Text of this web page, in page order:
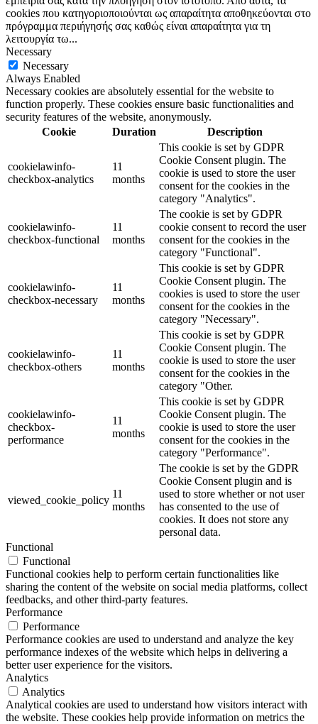
cookies που κατηγοριοποιούνται ως απαραίτητα αποθηκεύονται στο
πρόγραμμα περιήγησής σας καθώς είναι απαραίτητα για τη
λειτουργία τω...
Necessary
Necessary
Always Enabled
Necessary cookies are absolutely essential for the website to
function properly. These cookies ensure basic functionalities and
security features of the website, anonymously.
Cookie
Duration Description
cookielawinfo-
checkbox-analytics
11
months
This cookie is set by GDPR
Cookie Consent plugin. The
cookie is used to store the user
consent for the cookies in the
category "Analytics".
cookielawinfo-
checkbox-functional
11
months
The cookie is set by GDPR
cookie consent to record the user
consent for the cookies in the
category "Functional".
cookielawinfo-
checkbox-necessary
11
months
This cookie is set by GDPR
Cookie Consent plugin. The
cookies is used to store the user
consent for the cookies in the
category "Necessary".
cookielawinfo-
checkbox-others
11
months
This cookie is set by GDPR
Cookie Consent plugin. The
cookie is used to store the user
consent for the cookies in the
category "Other.
cookielawinfo-
checkbox-
performance
11
months
This cookie is set by GDPR
Cookie Consent plugin. The
cookie is used to store the user
consent for the cookies in the
category "Performance".
viewed_cookie_policy
11
months
The cookie is set by the GDPR
Cookie Consent plugin and is
used to store whether or not user
has consented to the use of
cookies. It does not store any
personal data.
Functional
Functional
Functional cookies help to perform certain functionalities like
sharing the content of the website on social media platforms, collect
feedbacks, and other third-party features.
Performance
Performance
Performance cookies are used to understand and analyze the key
performance indexes of the website which helps in delivering a
better user experience for the visitors.
Analytics
Analytics
Analytical cookies are used to understand how visitors interact with
the website. These cookies help provide information on metrics the